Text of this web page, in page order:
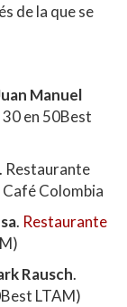
de la que se
Manuel
30 en 50Best
. Restaurante
Café Colombia
. Restaurante
Rausch.
LTAM)